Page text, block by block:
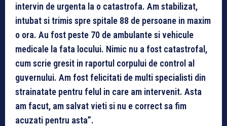
intervin de urgenta la o catastrofa. Am stabilizat,
intubat si trimis spre spitale 88 de persoane in maxim
o ora. Au fost peste 70 de ambulante si vehicule
medicale la fata locului. Nimic nu a fost catastrofal,
cum scrie gresit in raportul corpului de control al
guvernului. Am fost felicitati de multi specialisti din
strainatate pentru felul in care am intervenit. Asta
am facut, am salvat vieti si nu e correct sa fim
acuzati pentru asta”.